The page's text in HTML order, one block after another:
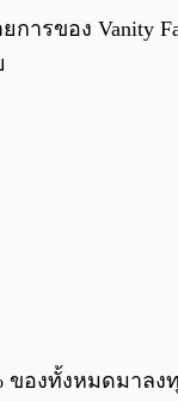
รของ Vanity
ของทั้งหมดมาล